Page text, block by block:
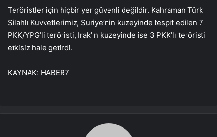
Teröristler için hiçbir yer güvenli değildir. Kahraman Türk
Silahlı Kuvvetlerimiz, Suriye’nin kuzeyinde tespit edilen 7
PKK/YPG’li teröristi, Irak’ın kuzeyinde ise 3 PKK’lı teröristi
etkisiz hale getirdi.
KAYNAK: HABER7